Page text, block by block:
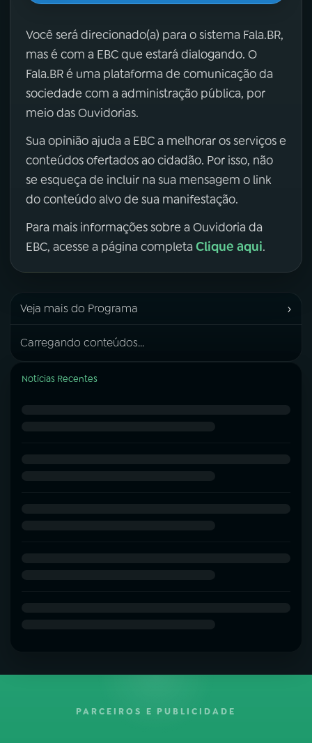
Você será direcionado(a) para o sistema Fala.BR,
mas é com a EBC que estará dialogando. O
Fala.BR é uma plataforma de comunicação da
sociedade com a administração pública, por
meio das Ouvidorias.
Sua opinião ajuda a EBC a melhorar os serviços e
conteúdos ofertados ao cidadão. Por isso, não
se esqueça de incluir na sua mensagem o link
do conteúdo alvo de sua manifestação.
Para mais informações sobre a Ouvidoria da
EBC, acesse a página completa Clique aqui.
Veja mais do Programa ›
Carregando conteúdos...
Notícias Recentes
PARCEIROS E PUBLICIDADE